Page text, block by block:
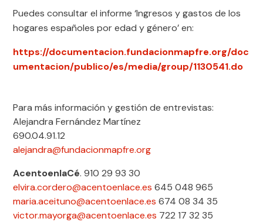
Puedes consultar el informe ‘Ingresos y gastos de los
hogares españoles por edad y género’ en:
https://documentacion.fundacionmapfre.org/doc
umentacion/publico/es/media/group/1130541.do
Para más información y gestión de entrevistas:
Alejandra Fernández Martínez
690.04.91.12
alejandra@fundacionmapfre.org
AcentoenlaCé. 910 29 93 30
elvira.cordero@acentoenlace.es 645 048 965
maria.aceituno@acentoenlace.es 674 08 34 35
victor.mayorga@acentoenlace.es 722 17 32 35